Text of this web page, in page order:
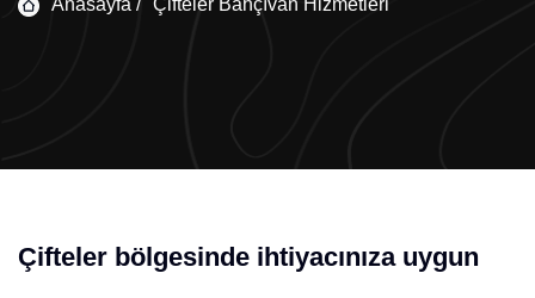
Anasayfa / Çifteler Bahçıvan Hizmetleri
Çifteler bölgesinde ihtiyacınıza uygun